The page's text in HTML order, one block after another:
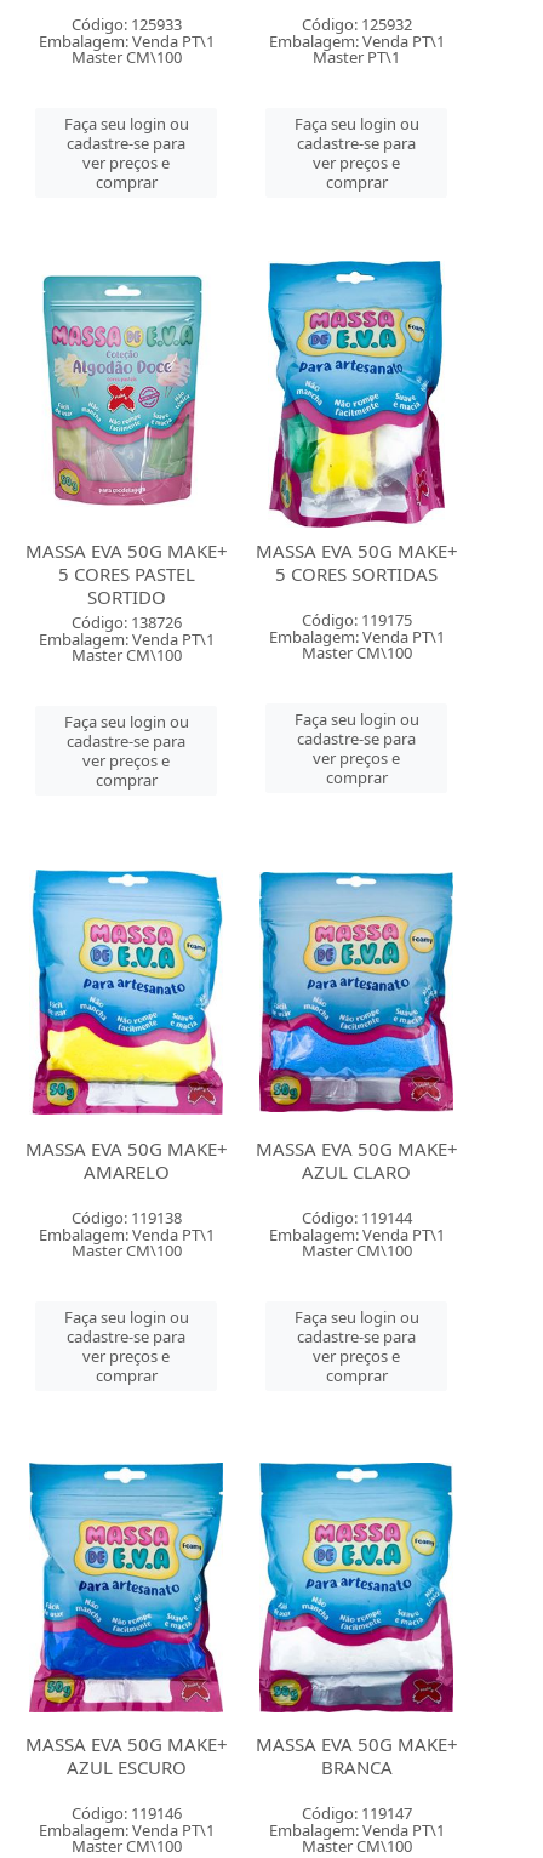
Código: 125933
Embalagem: Venda PT\1
Master CM\100
Faça seu login ou
cadastre-se para
ver preços e
comprar
Código: 125932
Embalagem: Venda PT\1
Master PT\1
Faça seu login ou
cadastre-se para
ver preços e
comprar
MASSA EVA 50G MAKE+
5 CORES PASTEL
SORTIDO
Código: 138726
Embalagem: Venda PT\1
Master CM\100
Faça seu login ou
cadastre-se para
ver preços e
comprar
MASSA EVA 50G MAKE+
5 CORES SORTIDAS
Código: 119175
Embalagem: Venda PT\1
Master CM\100
Faça seu login ou
cadastre-se para
ver preços e
comprar
MASSA EVA 50G MAKE+
AMARELO
Código: 119138
Embalagem: Venda PT\1
Master CM\100
Faça seu login ou
cadastre-se para
ver preços e
comprar
MASSA EVA 50G MAKE+
AZUL CLARO
Código: 119144
Embalagem: Venda PT\1
Master CM\100
Faça seu login ou
cadastre-se para
ver preços e
comprar
MASSA EVA 50G MAKE+
AZUL ESCURO
Código: 119146
Embalagem: Venda PT\1
Master CM\100
MASSA EVA 50G MAKE+
BRANCA
Código: 119147
Embalagem: Venda PT\1
Master CM\100